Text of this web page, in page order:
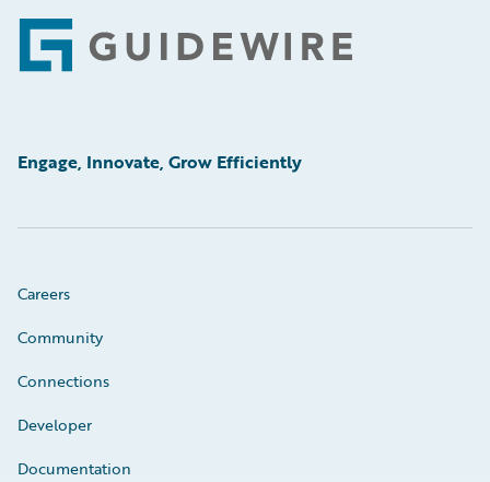
Footer
Engage, Innovate, Grow Efficiently
Careers
Community
Connections
Developer
Documentation